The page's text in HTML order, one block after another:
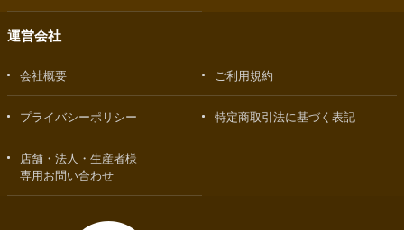
運営会社
会社概要 ご利用規約
プライバシーポリシー 特定商取引法に基づく表記
店舗・法人・生産者様
専用お問い合わせ